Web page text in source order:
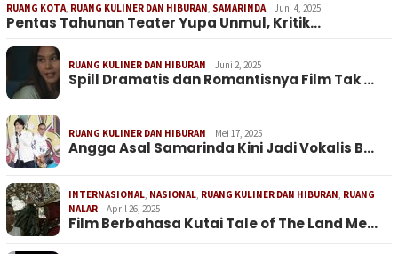
RUANG KOTA RUANG KULINER DAN HIBURAN SAMARINDA Juni 4, 2025
Pentas Tahunan Teater Yupa Unmul, Kritik…
RUANG KULINER DAN HIBURAN Juni 2, 2025
Spill Dramatis dan Romantisnya Film Tak …
RUANG KULINER DAN HIBURAN Mei 17, 2025
Angga Asal Samarinda Kini Jadi Vokalis B…
INTERNASIONAL NASIONAL RUANG KULINER DAN HIBURAN RUANG
NALAR
April 26, 2025
Film Berbahasa Kutai Tale of The Land Me…